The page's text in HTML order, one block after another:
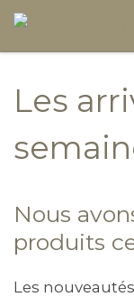
Skip to content
Les
Nous
produits
Les